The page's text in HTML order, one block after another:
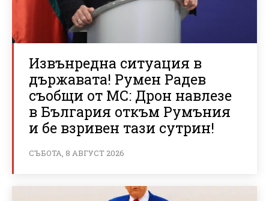
Извънредна ситуация в
държавата! Румен Радев
съобщи от МС: Дрон навлезе
в България откъм Румъния
и бе взривен тази сутрин!
СЪБОТА, 8 АВГУСТ 2026